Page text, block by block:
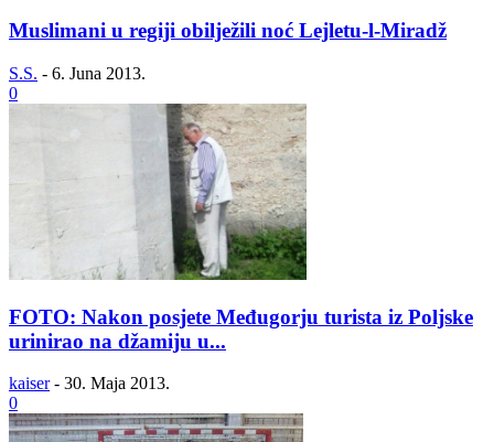
Muslimani u regiji obilježili noć Lejletu-l-Miradž
S.S. - 6. Juna 2013.
0
FOTO: Nakon posjete Međugorju turista iz Poljske
urinirao na džamiju u...
kaiser - 30. Maja 2013.
0